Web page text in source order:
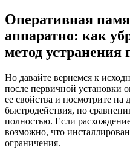
Оперативная
аппаратно: как
метод устранения
Но давайте вернемся к
после первичной установки
ее свойства и посмотрите
быстродействия, по
полностью. Если
возможно, что
ограничения.